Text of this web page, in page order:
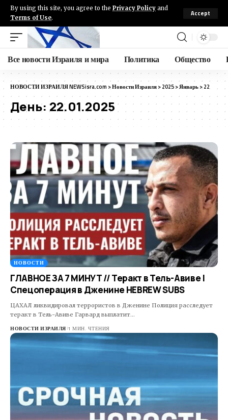
By using this site, you agree to the Privacy Policy and
Terms of Use.
Accept
Все новости Израиля и мира Политика Общество
НОВОСТИ ИЗРАИЛЯ NEWSisra.com >Новости Израиля>2025>Январь>22
День:22.01.2025
НОВОСТИ
ГЛАВНОЕ ЗА 7 МИНУТ // Теракт в Тель-Авиве |
Спецоперация в Дженине HEBREW SUBS
ЦАХАЛ ликвидировал террористов в Дженине Полиция расследует
теракт в Тель-Авиве Гарвард выплатит…
НОВОСТИ ИЗРАИЛЯ 1 МИН. ЧТЕНИЯ